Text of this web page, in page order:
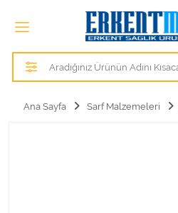
Tüm Kategoriler
Alezler
Ana Sayfa Sarf Malzemeleri